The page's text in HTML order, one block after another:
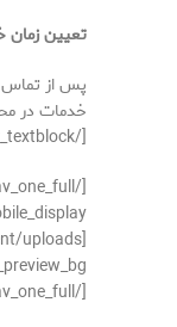
تعیین
پس از تماس
خدمات در
[/av_textblock]
av_image]
[/av_one_full]